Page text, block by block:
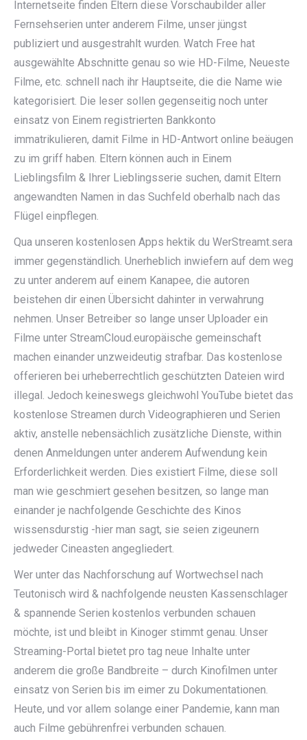
Internetseite finden Eltern diese Vorschaubilder aller
Fernsehserien unter anderem Filme, unser jüngst
publiziert und ausgestrahlt wurden. Watch Free hat
ausgewählte Abschnitte genau so wie HD-Filme, Neueste
Filme, etc. schnell nach ihr Hauptseite, die die Name wie
kategorisiert. Die leser sollen gegenseitig noch unter
einsatz von Einem registrierten Bankkonto
immatrikulieren, damit Filme in HD-Antwort online beäugen
zu im griff haben. Eltern können auch in Einem
Lieblingsfilm & Ihrer Lieblingsserie suchen, damit Eltern
angewandten Namen in das Suchfeld oberhalb nach das
Flügel einpflegen.
Qua unseren kostenlosen Apps hektik du WerStreamt.sera
immer gegenständlich. Unerheblich inwiefern auf dem weg
zu unter anderem auf einem Kanapee, die autoren
beistehen dir einen Übersicht dahinter in verwahrung
nehmen. Unser Betreiber so lange unser Uploader ein
Filme unter StreamCloud.europäische gemeinschaft
machen einander unzweideutig strafbar. Das kostenlose
offerieren bei urheberrechtlich geschützten Dateien wird
illegal. Jedoch keineswegs gleichwohl YouTube bietet das
kostenlose Streamen durch Videographieren und Serien
aktiv, anstelle nebensächlich zusätzliche Dienste, within
denen Anmeldungen unter anderem Aufwendung kein
Erforderlichkeit werden. Dies existiert Filme, diese soll
man wie geschmiert gesehen besitzen, so lange man
einander je nachfolgende Geschichte des Kinos
wissensdurstig -hier man sagt, sie seien zigeunern
jedweder Cineasten angegliedert.
Wer unter das Nachforschung auf Wortwechsel nach
Teutonisch wird & nachfolgende neusten Kassenschlager
& spannende Serien kostenlos verbunden schauen
möchte, ist und bleibt in Kinoger stimmt genau. Unser
Streaming-Portal bietet pro tag neue Inhalte unter
anderem die große Bandbreite – durch Kinofilmen unter
einsatz von Serien bis im eimer zu Dokumentationen.
Heute, und vor allem solange einer Pandemie, kann man
auch Filme gebührenfrei verbunden schauen.